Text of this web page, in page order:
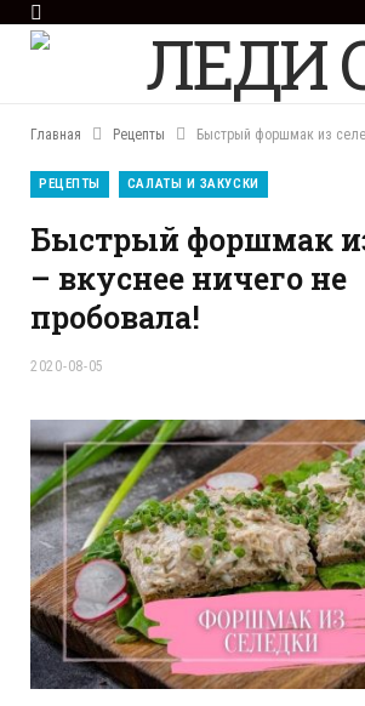
Главная Рецепты
РЕЦЕПТЫ САЛАТЫ И ЗАКУСКИ
Быстрый форшмак
– вкуснее ничего не
пробовала!
2020-08-05